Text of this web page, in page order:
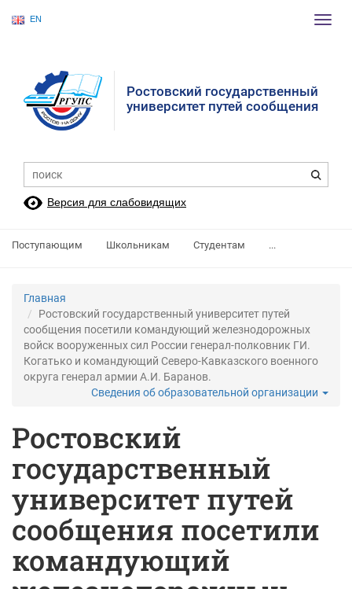
EN
Ростовский государственный
университет путей сообщения
Версия для слабовидящих
Поступающим Школьникам Студентам ...
Главная
Ростовский государственный университет путей
сообщения посетили командующий железнодорожных
войск вооруженных сил России генерал-полковник ГИ.
Когатько и командующий Северо-Кавказского военного
округа генерал армии А.И. Баранов.
Сведения об образовательной организации
Ростовский
государственный
университет путей
сообщения посетили
командующий